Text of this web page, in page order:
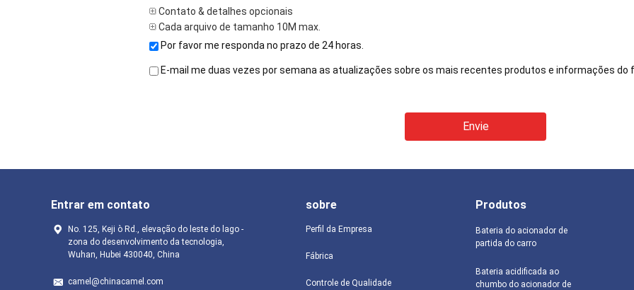
Contato & detalhes opcionais
Cada arquivo de tamanho 10M max.
Por favor me responda no prazo de 24 horas.
E-mail me duas vezes por semana as atualizações sobre os mais recentes produtos e informações do
Entrar em contato
No. 125, Keji ò Rd., elevação do leste do lago -
zona do desenvolvimento da tecnologia,
Wuhan, Hubei 430040, China
camel@chinacamel.com
sobre
Perfil da Empresa
Fábrica
Controle de Qualidade
Produtos
Bateria do acionador de
partida do carro
Bateria acidificada ao
chumbo do acionador de